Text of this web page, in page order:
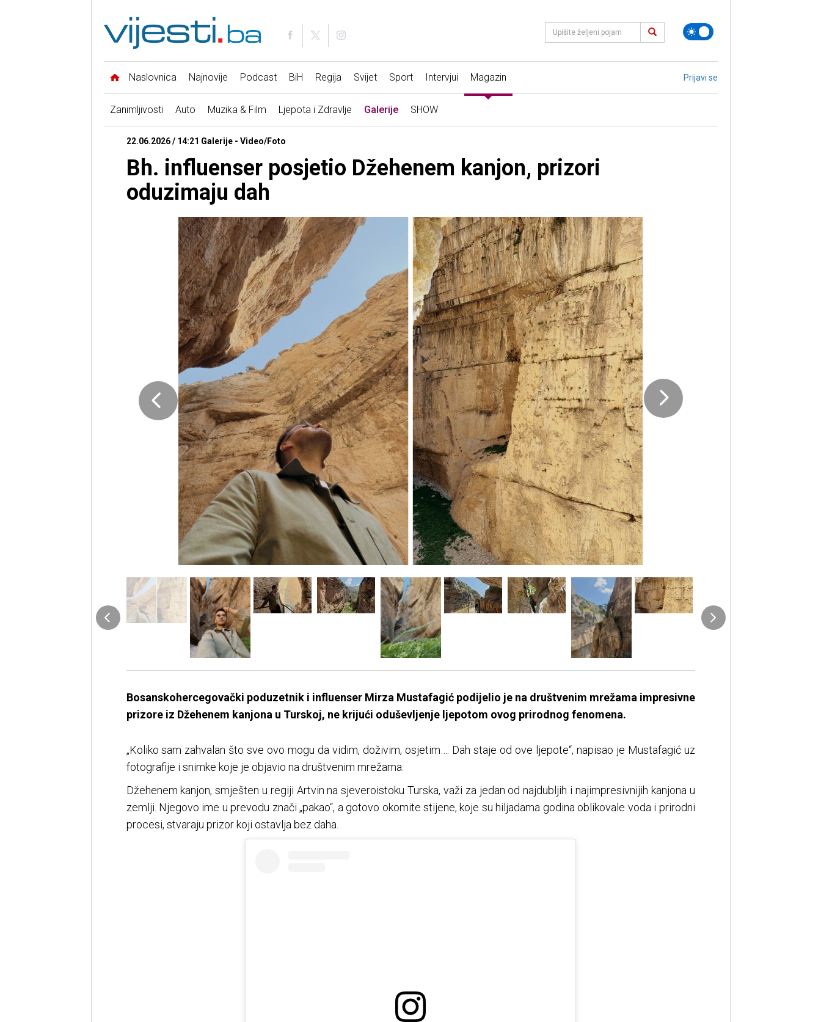
Naslovnica Najnovije Podcast BiH Regija Svijet Sport Intervjui Magazin Prijavi se
Zanimljivosti Auto Muzika & Film Ljepota i Zdravlje Galerije SHOW
22.06.2026 / 14:21 Galerije - Video/Foto
Bh. influenser posjetio Džehenem kanjon, prizori
oduzimaju dah
Bosanskohercegovački poduzetnik i influenser Mirza Mustafagić podijelio je na društvenim mrežama impresivne
prizore iz Džehenem kanjona u Turskoj, ne krijući oduševljenje ljepotom ovog prirodnog fenomena.
„Koliko sam zahvalan što sve ovo mogu da vidim, doživim, osjetim…. Dah staje od ove ljepote“, napisao je Mustafagić uz
fotografije i snimke koje je objavio na društvenim mrežama.
Džehenem kanjon, smješten u regiji Artvin na sjeveroistoku Turska, važi za jedan od najdubljih i najimpresivnijih kanjona u
zemlji. Njegovo ime u prevodu znači „pakao“, a gotovo okomite stijene, koje su hiljadama godina oblikovale voda i prirodni
procesi, stvaraju prizor koji ostavlja bez daha.